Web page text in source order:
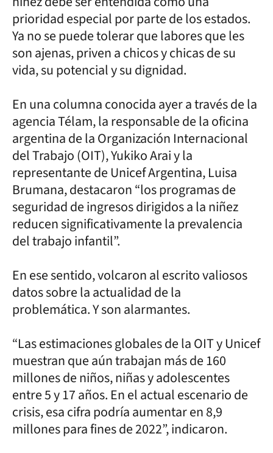
prioridad especial por parte de los estados.
Ya no se puede tolerar que labores que les
son ajenas, priven a chicos y chicas de su
vida, su potencial y su dignidad.
En una columna conocida ayer a través de la
agencia Télam, la responsable de la oficina
argentina de la Organización Internacional
del Trabajo (OIT), Yukiko Arai y la
representante de Unicef Argentina, Luisa
Brumana, destacaron “los programas de
seguridad de ingresos dirigidos a la niñez
reducen significativamente la prevalencia
del trabajo infantil”.
En ese sentido, volcaron al escrito valiosos
datos sobre la actualidad de la
problemática. Y son alarmantes.
“Las estimaciones globales de la OIT y Unicef
muestran que aún trabajan más de 160
millones de niños, niñas y adolescentes
entre 5 y 17 años. En el actual escenario de
crisis, esa cifra podría aumentar en 8,9
millones para fines de 2022”, indicaron.